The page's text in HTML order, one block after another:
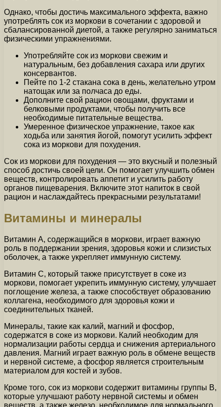
Однако, чтобы достичь максимального эффекта, важно
употреблять сок из моркови в сочетании с здоровой и
сбалансированной диетой, а также регулярно заниматься
физическими упражнениями.
Употребляйте сок из моркови свежим и
натуральным, без добавления сахара или других
консервантов.
Пейте по 1-2 стакана сока в день, желательно утром
натощак или за полчаса до еды.
Дополните свой рацион овощами, фруктами и
белковыми продуктами, чтобы получить все
необходимые питательные вещества.
Умеренное физическое упражнение, такое как
ходьба или занятия йогой, помогут усилить эффект
сока из моркови для похудения.
Сок из моркови для похудения — это вкусный и полезный
способ достичь своей цели. Он помогает улучшить обмен
веществ, контролировать аппетит и усилить работу
органов пищеварения. Включите этот напиток в свой
рацион и наслаждайтесь прекрасными результатами!
Витамины и минералы
Витамин А, содержащийся в моркови, играет важную
роль в поддержании зрения, здоровья кожи и слизистых
оболочек, а также укрепляет иммунную систему.
Витамин С, который также присутствует в соке из
моркови, помогает укрепить иммунную систему, улучшает
поглощение железа, а также способствует образованию
коллагена, необходимого для здоровья кожи и
соединительных тканей.
Минералы, такие как калий, магний и фосфор,
содержатся в соке из моркови. Калий необходим для
нормализации работы сердца и снижения артериального
давления. Магний играет важную роль в обмене веществ
и нервной системе, а фосфор является строительным
материалом для костей и зубов.
Кроме того, сок из моркови содержит витамины группы В,
которые улучшают работу нервной системы и обмен
веществ, а также железо, необходимое для нормального